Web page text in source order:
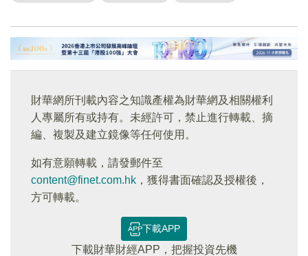
財華網所刊載內容之知識產權為財華網及相關權利
人專屬所有或持有。未經許可，禁止進行轉載、摘
編、複製及建立鏡像等任何使用。
如有意願轉載，請發郵件至
content@finet.com.hk ，獲得書面確認及授權後，
方可轉載。
下載APP
下載財華財經APP，把握投資先機